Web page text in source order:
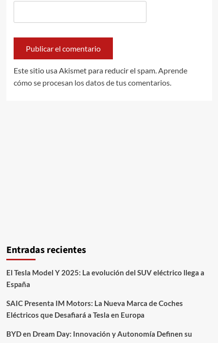
Este sitio usa Akismet para reducir el spam.Aprende
cómo se procesan los datos de tus comentarios.
Entradas recientes
El Tesla Model Y 2025: La evolución del SUV eléctrico llega a
España
SAIC Presenta IM Motors: La Nueva Marca de Coches
Eléctricos que Desafiará a Tesla en Europa
BYD en Dream Day: Innovación y Autonomía Definen su